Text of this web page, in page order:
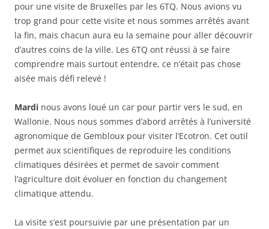
pour une visite de Bruxelles par les 6TQ. Nous avions vu
trop grand pour cette visite et nous sommes arrêtés avant
la fin, mais chacun aura eu la semaine pour aller découvrir
d’autres coins de la ville. Les 6TQ ont réussi à se faire
comprendre mais surtout entendre, ce n’était pas chose
aisée mais défi relevé !
Mardi nous avons loué un car pour partir vers le sud, en
Wallonie. Nous nous sommes d’abord arrêtés à l’université
agronomique de Gembloux pour visiter l’Ecotron. Cet outil
permet aux scientifiques de reproduire les conditions
climatiques désirées et permet de savoir comment
l’agriculture doit évoluer en fonction du changement
climatique attendu.
La visite s’est poursuivie par une présentation par un